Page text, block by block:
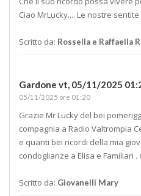
Ciao MrLucky.... Le nostre
Scritto da: Rossella e Raffaella
Gardone vt, 05/11/2025
05/11/2025 ore 01:20
Grazie Mr Lucky del bei
compagnia a Radio Valtrompia
e quanti bei ricordi della mia
condoglianze a Elisa e Familiari
Scritto da: Giovanelli Mary